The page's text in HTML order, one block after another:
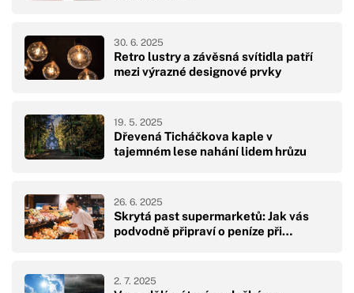
Retro lustry a závěsná svítidla patří
mezi výrazné designové prvky
30. 6. 2025
Dřevená Ticháčkova kaple v
tajemném lese nahání lidem hrůzu
19. 5. 2025
Skrytá past supermarketů: Jak vás
podvodně připraví o peníze při…
26. 6. 2025
2. 7. 2025